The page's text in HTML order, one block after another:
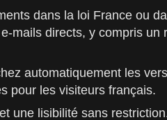
dans la loi France ou
mails directs, y compris
automatiquement les
pour les visiteurs français.
une lisibilité sans